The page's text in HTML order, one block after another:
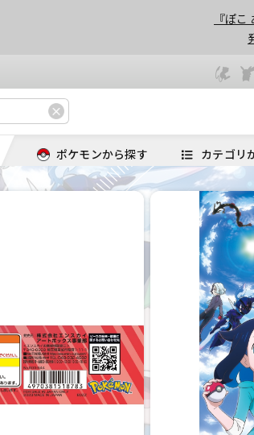
『ぽ
ポケモンから探す カテゴリ